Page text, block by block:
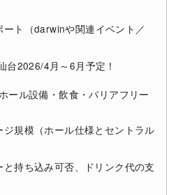
ト（darwinや関連イベント／
台2026/4月～6月予定！
ール設備・飲食・バリアフリー
規模（ホール仕様とセントラル
と持ち込み可否、ドリンク代の支